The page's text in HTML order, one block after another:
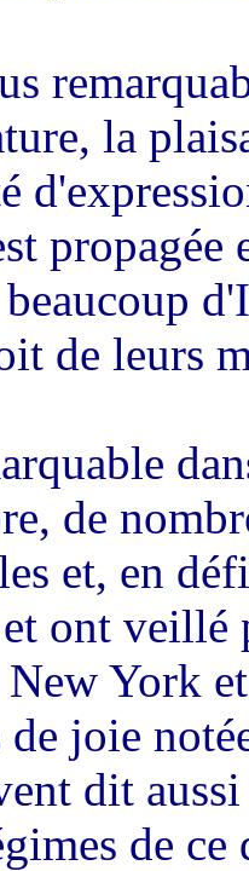
la
propagée
de leurs
de
et, en
ont
York
de joie
dit
de